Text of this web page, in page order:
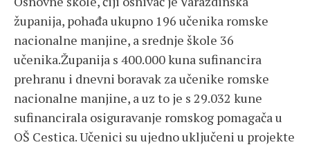
županija, pohađa ukupno 196 učenika romske
nacionalne manjine, a srednje škole 36
učenika.Županija s 400.000 kuna sufinancira
prehranu i dnevni boravak za učenike romske
nacionalne manjine, a uz to je s 29.032 kune
sufinancirala osiguravanje romskog pomagača u
OŠ Cestica. Učenici su ujedno uključeni u projekte